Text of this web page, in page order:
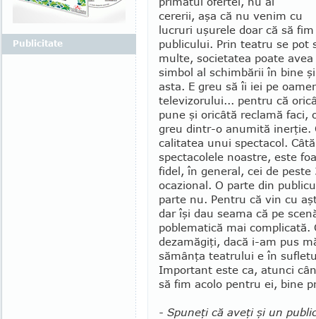
cererii, aşa că nu venim cu
lucruri uşurele doar că să
publicului. Prin teatru se pot
multe, societatea poate
simbol al schimbării în bine
asta. E greu să îi iei pe
televizorului... pentru că
pune şi oricâtă reclamă faci,
greu dintr-o anumită inerţie.
calitatea unui spectacol.
spectacolele noastre, este
fidel, în general, cei de
ocazional. O parte din
parte nu. Pentru că vin cu
dar îşi dau seama că pe
poblematică mai
dezamăgiţi, dacă i-am pus
să­mân­ţa teatrului e în
Important este ca, atunci
să fim acolo pentru ei, bine
- Spuneţi că aveţi şi un
Publicitate